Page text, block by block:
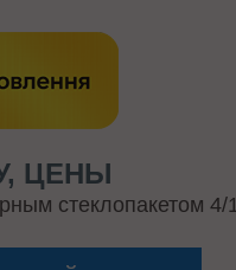
ЦЕНЫ
стеклопакетом 4/